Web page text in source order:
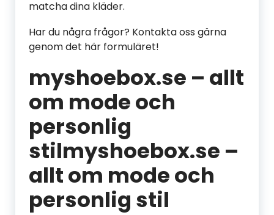
matcha dina kläder.
Har du några frågor? Kontakta oss gärna
genom det här formuläret!
myshoebox.se – allt
om mode och
personlig
stilmyshoebox.se –
allt om mode och
personlig stil